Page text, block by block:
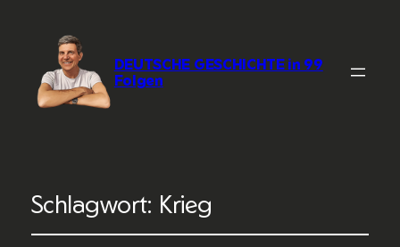
DEUTSCHE GESCHICHTE in 99
Folgen
Schlagwort: Krieg